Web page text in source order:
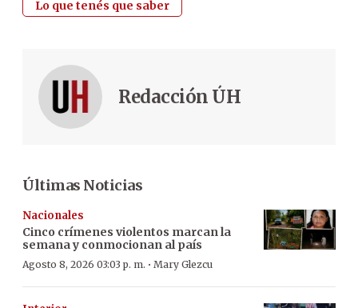
Lo que tenés que saber
Redacción ÚH
Últimas Noticias
Nacionales
Cinco crímenes violentos marcan la
semana y conmocionan al país
Agosto 8, 2026 03:03 p. m. · Mary Glezcu